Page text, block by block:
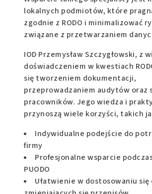
lokalnych podmiotów, które
zgodnie z RODO i minimalizować
związane z przetwarzaniem
IOD Przemysław Szczygłowski, z
doświadczeniem w kwestiach
się tworzeniem dokumentacji,
przeprowadzaniem audytów oraz
pracowników. Jego wiedza i
przynoszą wiele korzyści, takich
Indywidualne podejście do
firmy
Profesjonalne wsparcie
PUODO
Ułatwienie w dostosowaniu się